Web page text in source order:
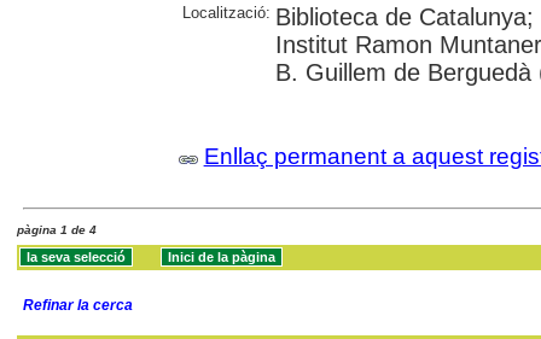
Localització: Biblioteca de
Institut Ramon
B. Guillem de Berguedà
Enllaç permanent a aquest
pàgina 1 de 4
Refinar la cerca